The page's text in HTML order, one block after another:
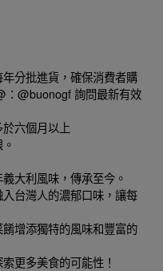
年分批進貨，確保消費者購
：@buonogf 詢問最新有效
六個月以上
大利風味，傳承至今。
台灣人的濃郁口味，讓每
增添獨特的風味和豐富的
更多美食的可能性！